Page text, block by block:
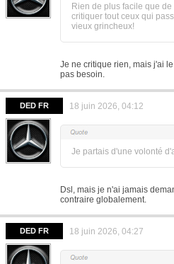
Rien de plus facile que
critiquer tout ceux qui
vieux grincheux!
Je ne critique rien, mais j'ai
pas besoin.
DED FR 18 juin 2026, 04:12
Je partais d'une volonté
Dsl, mais je n'ai jamais
contraire globalement.
DED FR 18 juin 2026, 04:27